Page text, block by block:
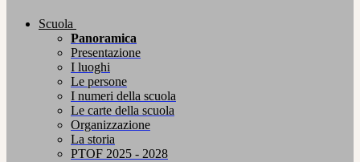
Scuola
Panoramica
Presentazione
I luoghi
Le persone
I numeri della scuola
Le carte della scuola
Organizzazione
La storia
PTOF 2025 - 2028